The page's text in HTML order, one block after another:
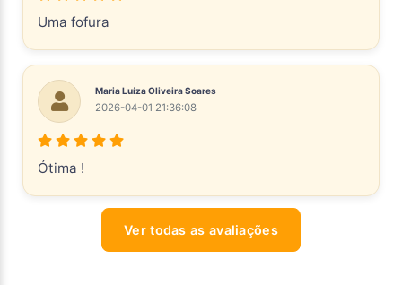
Uma fofura
Maria Luíza Oliveira Soares
2026-04-01 21:36:08
Ótima !
Ver todas as avaliações